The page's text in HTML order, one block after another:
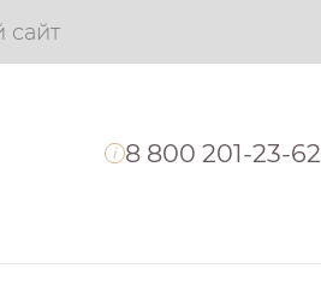
сайт
i 8 800 201-23-62